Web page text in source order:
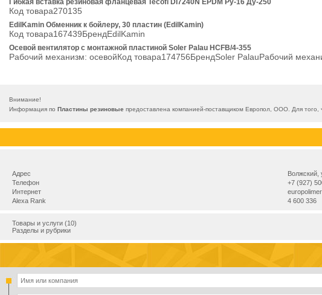
Гибкая вставка резиновая фланцевая Tecofi DI7240N EPDM Ру-16 Ду-250
Код товара270135
EdilKamin Обменник к бойлеру, 30 пластин (EdilKamin)
Код товара167439БрендEdilKamin
Осевой вентилятор с монтажной пластиной Soler Palau HCFB/4-355
Рабочий механизм: осевойКод товара174756БрендSoler PalauРабочий
Внимание!
Информация по Пластины резиновые предоставлена компанией-поставщиком Европол, ООО. Для того,
Адрес
Волжский,
Телефон
+7 (927)
Интернет
Alexa Rank
4 600 336
Товары и услуги (10)
Разделы и рубрики